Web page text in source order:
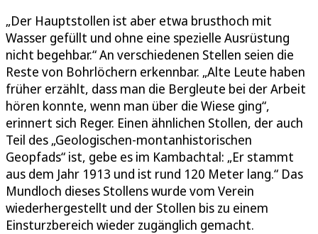
„Der Hauptstollen ist aber etwa brusthoch mit
Wasser gefüllt und ohne eine spezielle Ausrüstung
nicht begehbar.“ An verschiedenen Stellen seien die
Reste von Bohrlöchern erkennbar. „Alte Leute haben
früher erzählt, dass man die Bergleute bei der Arbeit
hören konnte, wenn man über die Wiese ging“,
erinnert sich Reger. Einen ähnlichen Stollen, der auch
Teil des „Geologischen-montanhistorischen
Geopfads“ ist, gebe es im Kambachtal: „Er stammt
aus dem Jahr 1913 und ist rund 120 Meter lang.“ Das
Mundloch dieses Stollens wurde vom Verein
wiederhergestellt und der Stollen bis zu einem
Einsturzbereich wieder zugänglich gemacht.